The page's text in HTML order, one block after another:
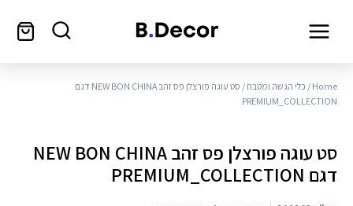
Home
/ כלי הגשה ומטבח
/ סט עוגה פורצלן פס זהב NEW BON CHINA דגם
PREMIUM_COLLECTION
סט עוגה פורצלן פס זהב NEW BON CHINA
דגם PREMIUM_COLLECTION